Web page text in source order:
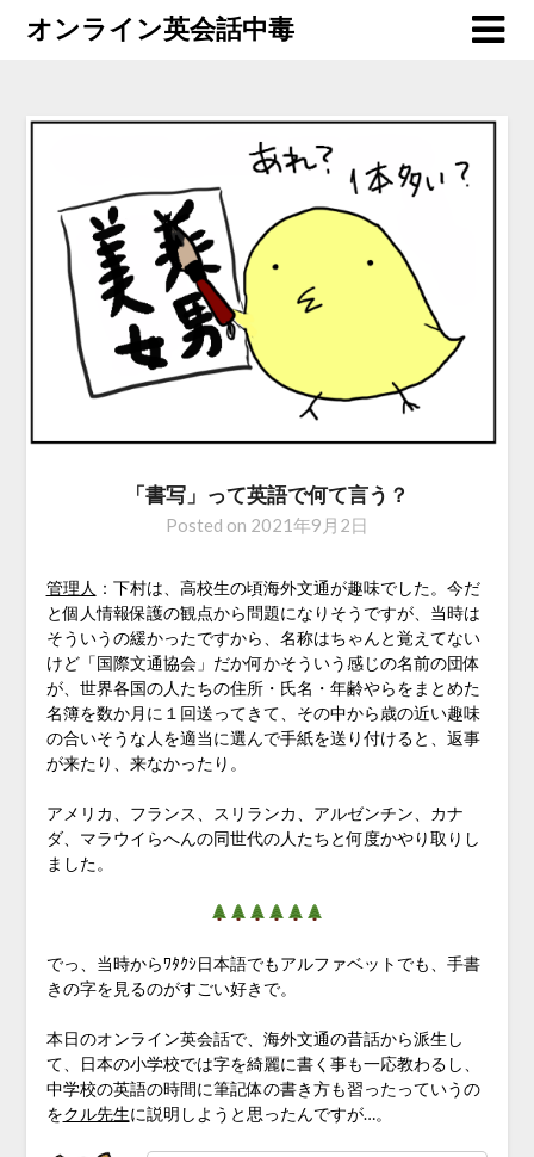
オンライン英会話中毒
「書写」って英語で何て言う？
Posted on 2021年9月2日
管理人 ：下村は、高校生の頃海外文通が趣味でした。今だ
と個人情報保護の観点から問題になりそうですが、当時は
そういうの緩かったですから、名称はちゃんと覚えてない
けど「国際文通協会」だか何かそういう感じの名前の団体
が、世界各国の人たちの住所・氏名・年齢やらをまとめた
名簿を数か月に１回送ってきて、その中から歳の近い趣味
の合いそうな人を適当に選んで手紙を送り付けると、返事
が来たり、来なかったり。
アメリカ、フランス、スリランカ、アルゼンチン、カナ
ダ、マラウイらへんの同世代の人たちと何度かやり取りし
ました。
でっ、当時からﾜﾀｸｼ日本語でもアルファベットでも、手書
きの字を見るのがすごい好きで。
本日のオンライン英会話で、海外文通の昔話から派生し
て、日本の小学校では字を綺麗に書く事も一応教わるし、
中学校の英語の時間に筆記体の書き方も習ったっていうの
をクル先生に説明しようと思ったんですが…。